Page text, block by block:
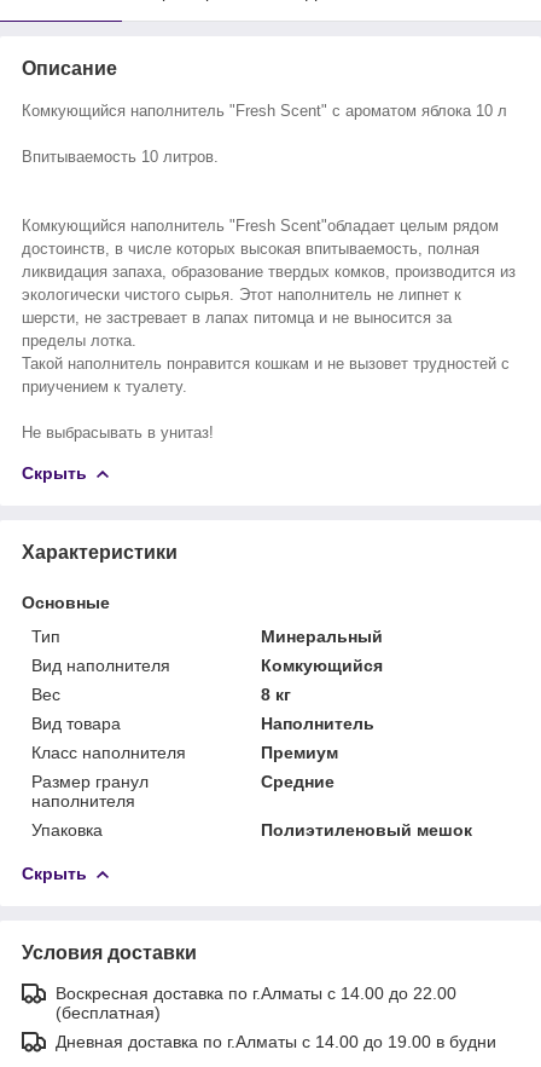
Описание
Комкующийся наполнитель "Fresh Scent" с ароматом яблока 10 л
Впитываемость 10 литров.
Комкующийся наполнитель "Fresh Scent"обладает целым рядом
достоинств, в числе которых высокая впитываемость, полная
ликвидация запаха, образование твердых комков, производится из
экологически чистого сырья. Этот наполнитель не липнет к
шерсти, не застревает в лапах питомца и не выносится за
пределы лотка.
Такой наполнитель понравится кошкам и не вызовет трудностей с
приучением к туалету.
Не выбрасывать в унитаз!
Скрыть
Характеристики
Основные
Тип
Минеральный
Вид наполнителя
Комкующийся
Вес
8 кг
Вид товара
Наполнитель
Класс наполнителя
Премиум
Размер гранул
наполнителя
Средние
Упаковка Полиэтиленовый мешок
Скрыть
Условия доставки
Воскресная доставка по г.Алматы с 14.00 до 22.00
(бесплатная)
Дневная доставка по г.Алматы с 14.00 до 19.00 в будни